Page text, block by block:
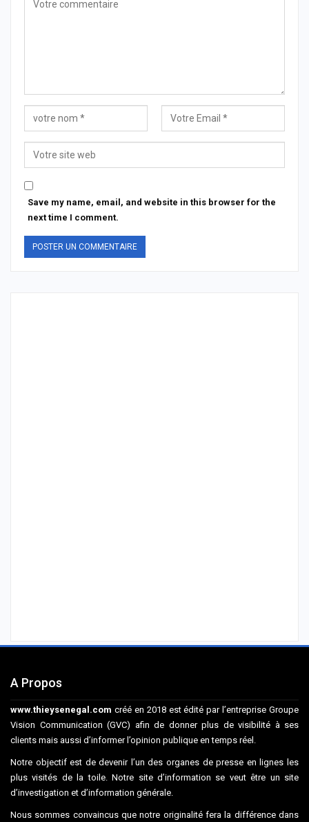
Save my name, email, and website in this browser for the
next time I comment.
A Propos
www.thieysenegal.com créé en 2018 est édité par l’entreprise Groupe
Vision Communication (GVC) afin de donner plus de visibilité à ses
clients mais aussi d’informer l’opinion publique en temps réel.
Notre objectif est de devenir l’un des organes de presse en lignes les
plus visités de la toile. Notre site d’information se veut être un site
d’investigation et d’information générale.
Nous sommes convaincus que notre originalité fera la différence dans